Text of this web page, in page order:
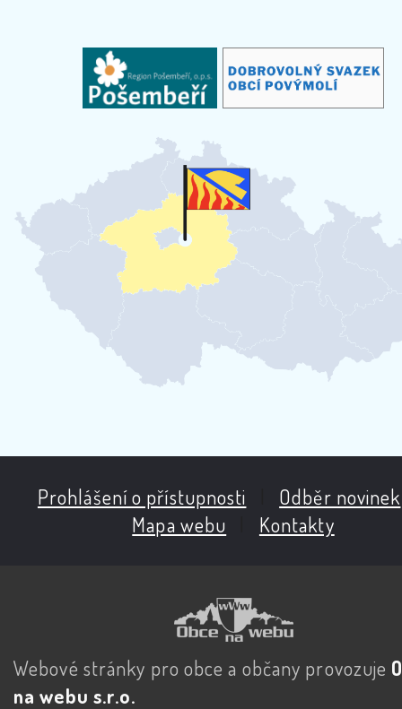
Prohlášení o přístupnosti Odběr novinek
Mapa webu
Kontakty
Webové stránky pro obce a občany provozuje
na webu s.r.o.